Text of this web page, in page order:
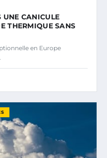
UNE CANICULE
THERMIQUE SANS
en Europe